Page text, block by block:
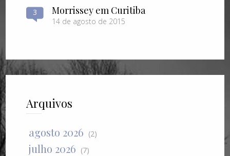
3 Morrissey em Curitiba
14 de agosto de 2015
Arquivos
agosto 2026 (2)
julho 2026 (7)